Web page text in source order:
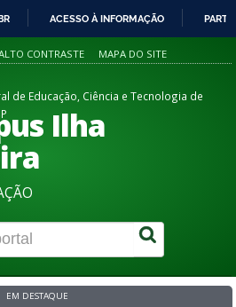
PARA
CONTEÚDO
ACESSO À INFORMAÇÃO
CONTRASTE MAPA DO SITE
de Educação, Ciência e Tecnologia de
Ilha
EM DESTAQUE